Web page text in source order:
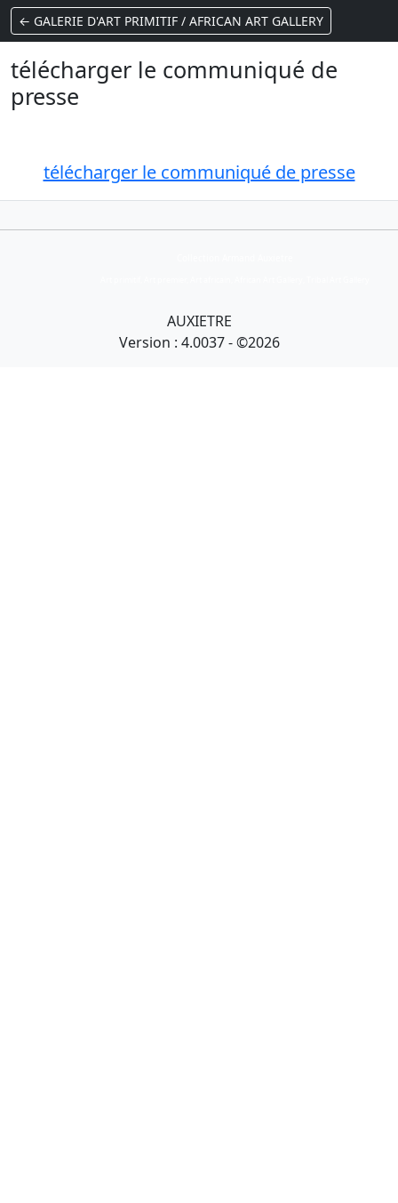
← GALERIE D'ART PRIMITIF / AFRICAN ART GALLERY
télécharger le communiqué de
presse
télécharger le communiqué de presse
AUXIETRE
Version : 4.0037 - ©2026